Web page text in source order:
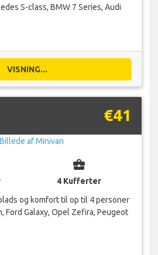
S-class, BMW 7 Series, Audi
VISNING...
€41
business_center
4 Kufferter
og komfort til op til 4 personer
Ford Galaxy, Opel Zefira, Peugeot